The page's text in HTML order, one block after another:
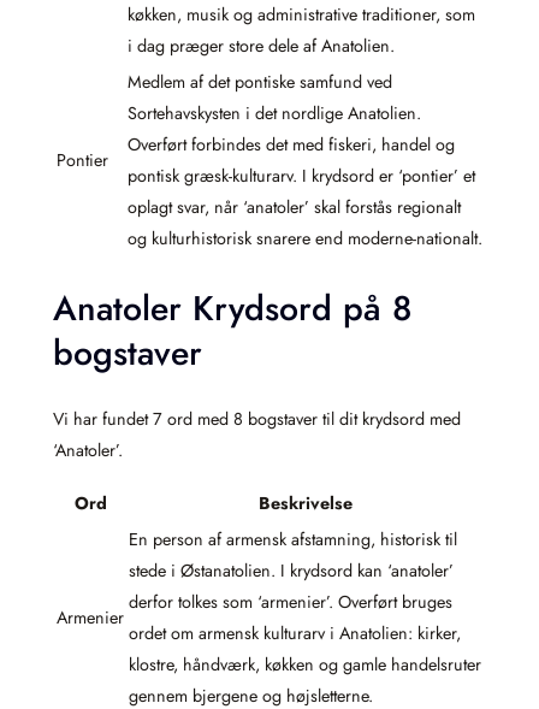
køkken, musik og administrative traditioner, som
i dag præger store dele af Anatolien.
Pontier
Medlem af det pontiske samfund ved
Sortehavskysten i det nordlige Anatolien.
Overført forbindes det med fiskeri, handel og
pontisk græsk-kulturarv. I krydsord er ‘pontier’ et
oplagt svar, når ‘anatoler’ skal forstås regionalt
og kulturhistorisk snarere end moderne-nationalt.
Anatoler Krydsord på 8
bogstaver
Vi har fundet 7 ord med 8 bogstaver til dit krydsord med
‘Anatoler’.
Ord Beskrivelse
Armenier
En person af armensk afstamning, historisk til
stede i Østanatolien. I krydsord kan ‘anatoler’
derfor tolkes som ‘armenier’. Overført bruges
ordet om armensk kulturarv i Anatolien: kirker,
klostre, håndværk, køkken og gamle handelsruter
gennem bjergene og højsletterne.